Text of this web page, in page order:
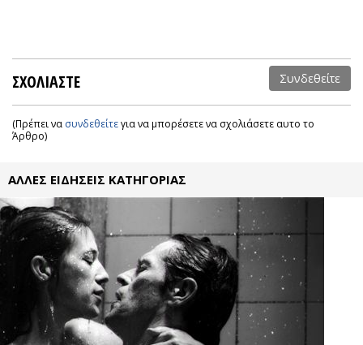
ΣΧΟΛΙΑΣΤΕ Συνδεθείτε
(Πρέπει να συνδεθείτεγια να μπορέσετε να σχολιάσετε αυτο το
Άρθρο)
ΑΛΛΕΣ ΕΙΔΗΣΕΙΣ ΚΑΤΗΓΟΡΙΑΣ